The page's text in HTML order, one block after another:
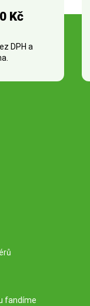
Kč
DPH a
fandíme